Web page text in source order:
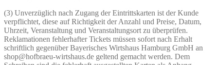
(3) Unverzüglich nach Zugang der Eintrittskarten ist der Kunde
verpflichtet, diese auf Richtigkeit der Anzahl und Preise, Datum,
Uhrzeit, Veranstaltung und Veranstaltungsort zu überprüfen.
Reklamationen fehlerhafter Tickets müssen sofort nach Erhalt
schriftlich gegenüber Bayerisches Wirtshaus Hamburg GmbH an
shop@hofbraeu-wirtshaus.de geltend gemacht werden. Dem